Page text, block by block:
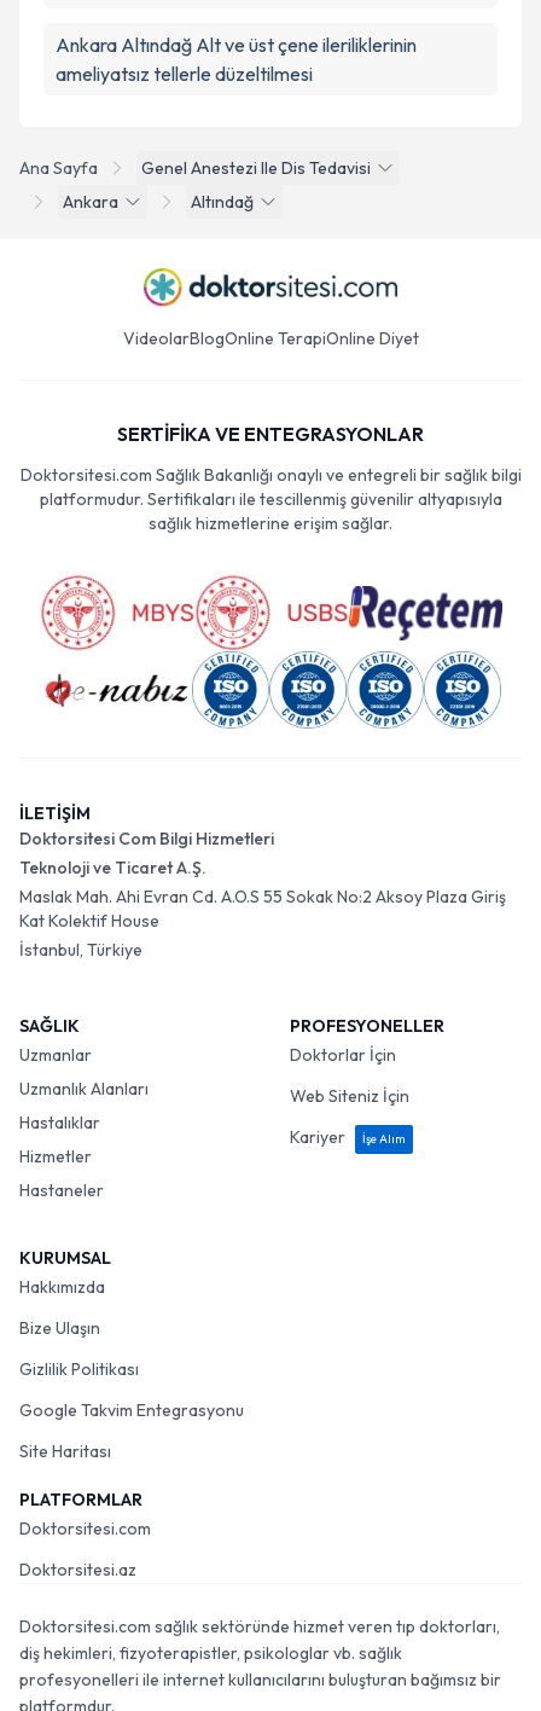
Ana Sayfa
Genel Anestezi Ile Dis Tedavisi
Ankara
Altındağ
Ankara Altındağ Alt ve üst çene ileriliklerinin
ameliyatsız tellerle düzeltilmesi
VideolarBlogOnline TerapiOnline Diyet
SERTİFİKA VE ENTEGRASYONLAR
Doktorsitesi.com Sağlık Bakanlığı onaylı ve entegreli bir sağlık bilgi
platformudur. Sertifikaları ile tescillenmiş güvenilir altyapısıyla
sağlık hizmetlerine erişim sağlar.
İLETİŞİM
Doktorsitesi Com Bilgi Hizmetleri
Teknoloji ve Ticaret A.Ş.
Maslak Mah. Ahi Evran Cd. A.O.S 55 Sokak No:2 Aksoy Plaza Giriş
Kat Kolektif House
İstanbul, Türkiye
SAĞLIK
Uzmanlar
Uzmanlık Alanları
Hastalıklar
Hizmetler
Hastaneler
PROFESYONELLER
Doktorlar İçin
Web Siteniz İçin
Kariyer
İşe Alım
KURUMSAL
Hakkımızda
Bize Ulaşın
Gizlilik Politikası
Google Takvim Entegrasyonu
Site Haritası
PLATFORMLAR
Doktorsitesi.com
Doktorsitesi.az
Doktorsitesi.com sağlık sektöründe hizmet veren tıp doktorları,
diş hekimleri, fizyoterapistler, psikologlar vb. sağlık
profesyonelleri ile internet kullanıcılarını buluşturan bağımsız bir
platformdur.